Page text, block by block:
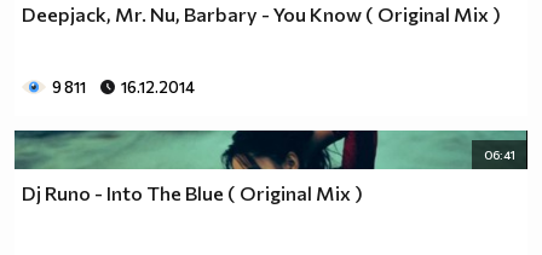
Deepjack, Mr. Nu, Barbary - You Know ( Original Mix )
9 811 16.12.2014
06:41
Dj Runo - Into The Blue ( Оriginal Mix )